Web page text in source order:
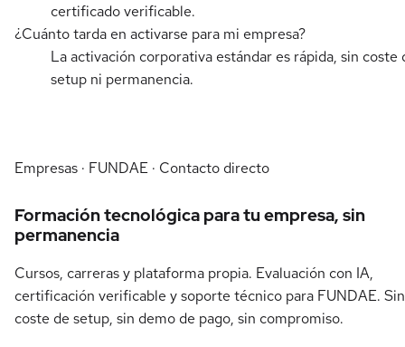
certificado verificable.
¿Cuánto tarda en activarse para mi empresa?
La activación corporativa estándar es rápida, sin coste
setup ni permanencia.
Empresas · FUNDAE · Contacto directo
Formación tecnológica para tu empresa, sin
permanencia
Cursos, carreras y plataforma propia. Evaluación con IA,
certificación verificable y soporte técnico para FUNDAE. Sin
coste de setup, sin demo de pago, sin compromiso.